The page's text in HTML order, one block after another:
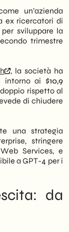
per
il
API,
con
una
le
dei
la
anche
digitali
un’azienda
ex ricercatori di
sviluppare la
trimestre
, la società ha
intorno ai $10,9
rispetto al
di chiudere
una strategia
stringere
Services, e
a GPT-4 per i
da